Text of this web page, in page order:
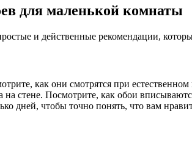
для маленькой комнаты
и действенные рекомендации,
как они смотрятся при
на стене. Посмотрите, как обои
дней, чтобы точно понять, что вам